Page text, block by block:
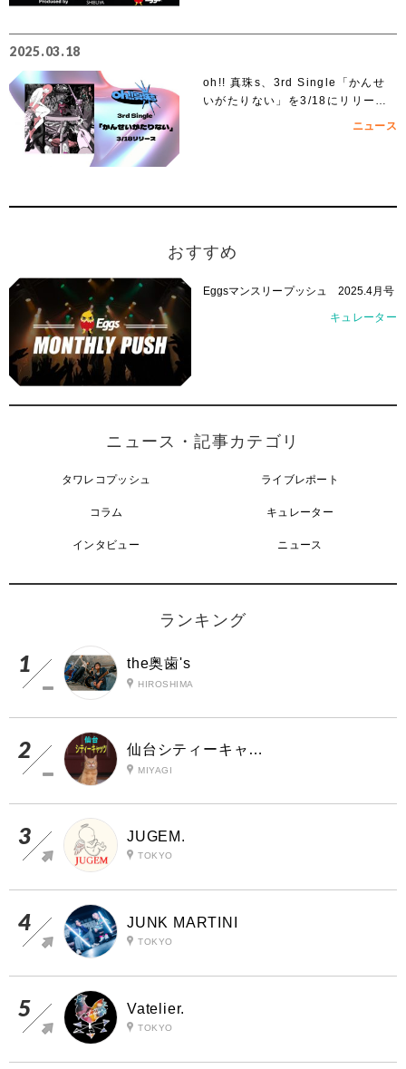
2025.03.18
oh!! 真珠s、3rd Single「かんせ
いがたりない」を3/18にリリー
ニュース
おすすめ
Eggsマンスリープッシュ 2025.4月号
キュレーター
ニュース・記事カテゴリ
タワレコプッシュ ライブレポート
コラム キュレーター
インタビュー ニュース
ランキング
the奥歯's
HIROSHIMA
仙台シティーキャッツ
MIYAGI
JUGEM.
TOKYO
JUNK MARTINI
TOKYO
Vatelier.
TOKYO